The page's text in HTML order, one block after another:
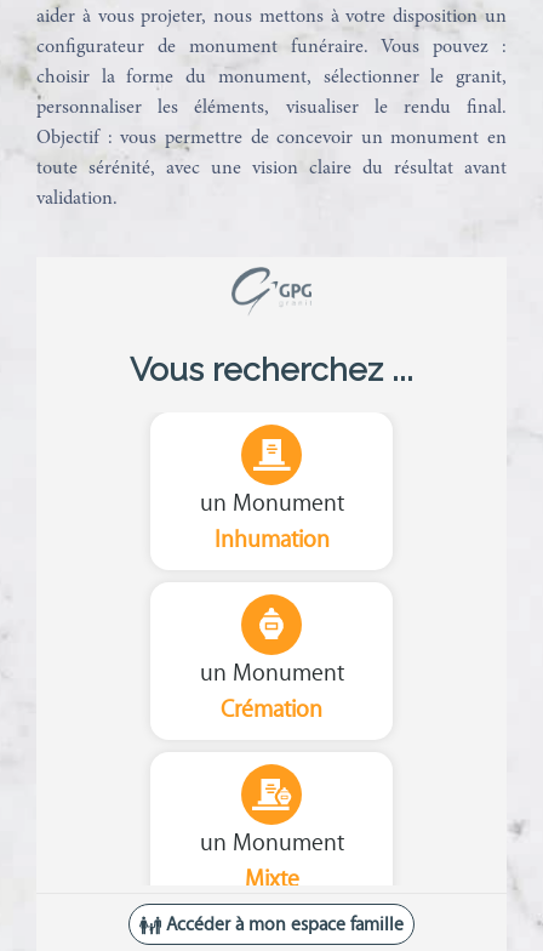
aider à vous projeter, nous mettons à votre disposition un
configurateur de monument funéraire. Vous pouvez :
choisir la forme du monument, sélectionner le granit,
personnaliser les éléments, visualiser le rendu final.
Objectif : vous permettre de concevoir un monument en
toute sérénité, avec une vision claire du résultat avant
validation.